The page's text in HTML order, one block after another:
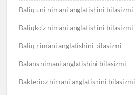
Baliq uni nimani anglatishini bilasizmi
Baliqko’z nimani anglatishini bilasizmi
Baliq nimani anglatishini bilasizmi
Balans nimani anglatishini bilasizmi
Bakterioz nimani anglatishini bilasizmi